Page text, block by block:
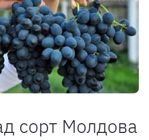
сорт Молдова